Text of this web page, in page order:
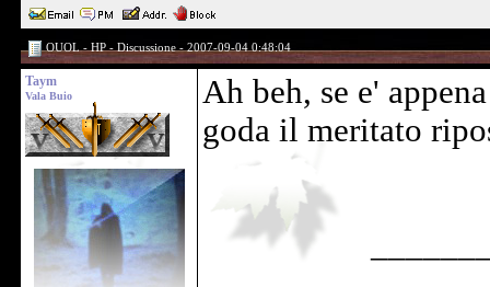
OUOL - HP - Discussione - 2007-09-04 0:48:04
Taym
Vala Buio
Ah beh, se e'
goda il meritato